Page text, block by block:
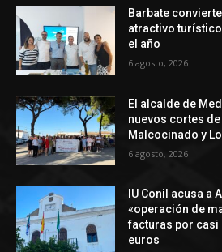
Barbate
atractivo
el año
6 agosto, 2026
El alcalde de
nuevos cortes
Malcocinado y
6 agosto, 2026
IU Conil acusa a
«operación de
facturas por
euros